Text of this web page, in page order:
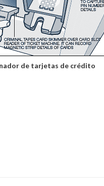
de tarjetas de crédito